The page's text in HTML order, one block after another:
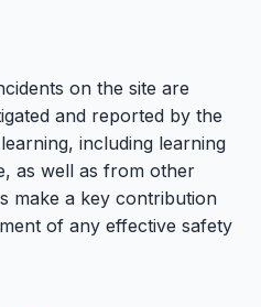
on the site are
and reported by the
including learning
as well as from other
make a key contribution
of any effective safety